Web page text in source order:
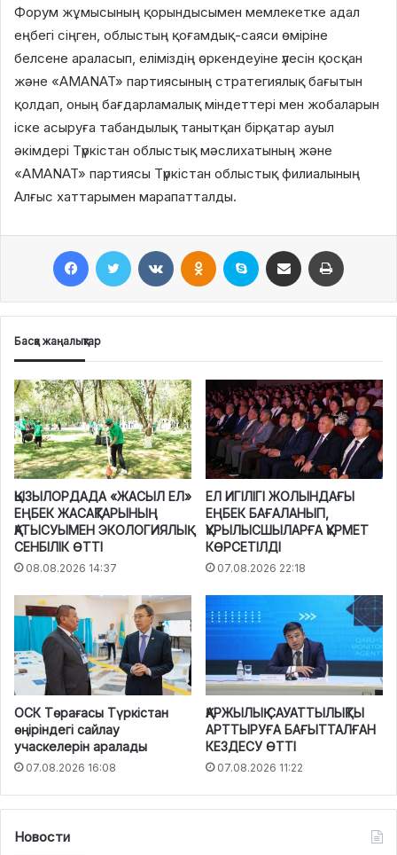
Форум жұмысының қорындысымен мемлекетке адал
еңбегі сіңген, облыстың қоғамдық-саяси өміріне
белсене араласып, еліміздің өркендеуіне үлесін қосқан
және «AMANAT» партиясының стратегиялық бағытын
қолдап, оның бағдарламалық міндеттері мен жобаларын
іске асыруға табандылық танытқан бірқатар ауыл
әкімдері Түркістан облыстық мәслихатының және
«AMANAT» партиясы Түркістан облыстық филиалының
Алғыс хаттарымен марапатталды.
Басқа жаңалықтар
ҚЫЗЫЛОРДАДА «ЖАСЫЛ ЕЛ»
ЕҢБЕК ЖАСАҚТАРЫНЫҢ
ҚАТЫСУЫМЕН ЭКОЛОГИЯЛЫҚ
СЕНБІЛІК ӨТТІ
08.08.2026 14:37
ЕЛ ИГІЛІГІ ЖОЛЫНДАҒЫ
ЕҢБЕК БАҒАЛАНЫП,
ҚҰРЫЛЫСШЫЛАРҒА ҚҰРМЕТ
КӨРСЕТІЛДІ
07.08.2026 22:18
ОСК Төрағасы Түркістан
өңіріндегі сайлау
учаскелерін аралады
07.08.2026 16:08
ҚАРЖЫЛЫҚ САУАТТЫЛЫҚТЫ
АРТТЫРУҒА БАҒЫТТАЛҒАН
КЕЗДЕСУ ӨТТІ
07.08.2026 11:22
Новости